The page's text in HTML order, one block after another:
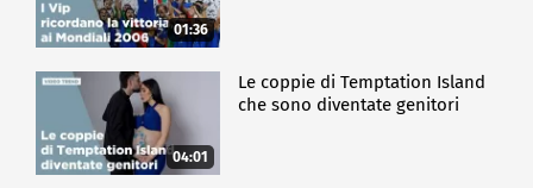
01:36
04:01
Le coppie di Temptation Island
che sono diventate genitori